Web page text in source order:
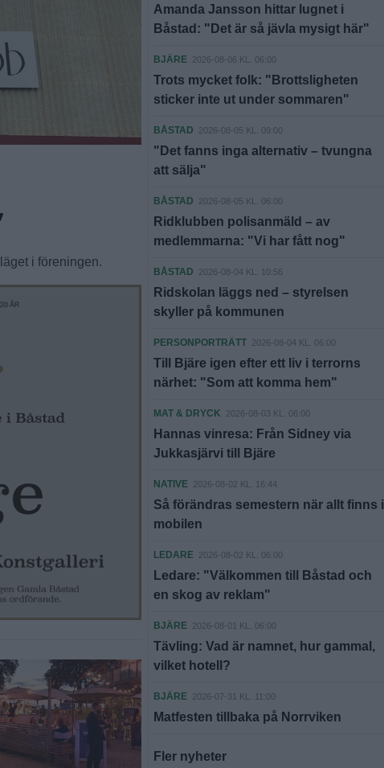
i föreningen.
Amanda Jansson hittar lugnet i
Båstad: "Det är så jävla mysigt här"
BJÄRE 2026-08-06 KL. 06:00
Trots mycket folk: "Brottsligheten
sticker inte ut under sommaren"
BÅSTAD 2026-08-05 KL. 09:00
"Det fanns inga alternativ – tvungna
att sälja"
BÅSTAD 2026-08-05 KL. 06:00
Ridklubben polisanmäld – av
medlemmarna: "Vi har fått nog"
BÅSTAD 2026-08-04 KL. 10:56
Ridskolan läggs ned – styrelsen
skyller på kommunen
PERSONPORTRÄTT 2026-08-04 KL. 06:00
Till Bjäre igen efter ett liv i terrorns
närhet: "Som att komma hem"
MAT & DRYCK 2026-08-03 KL. 06:00
Hannas vinresa: Från Sidney via
Jukkasjärvi till Bjäre
NATIVE 2026-08-02 KL. 16:44
Så förändras semestern när allt finns i
mobilen
LEDARE 2026-08-02 KL. 06:00
Ledare: "Välkommen till Båstad och
en skog av reklam"
BJÄRE 2026-08-01 KL. 06:00
Tävling: Vad är namnet, hur gammal,
vilket hotell?
BJÄRE 2026-07-31 KL. 11:00
Matfesten tillbaka på Norrviken
Fler nyheter